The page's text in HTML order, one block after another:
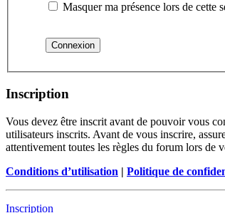
Masquer ma présence lors de cette
Inscription
Vous devez être inscrit avant de pouvoir vous
utilisateurs inscrits. Avant de vous inscrire,
attentivement toutes les règles du forum lors de
Conditions d’utilisation | Politique de
Inscription